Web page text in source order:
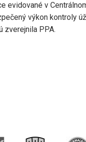
evidované v
výkon kontroly
zverejnila PPA.